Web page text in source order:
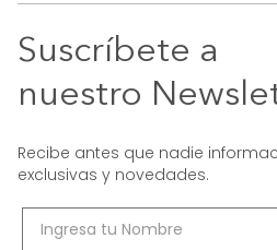
Suscríbete a
nuestro
Recibe antes que nadie
exclusivas y novedades.